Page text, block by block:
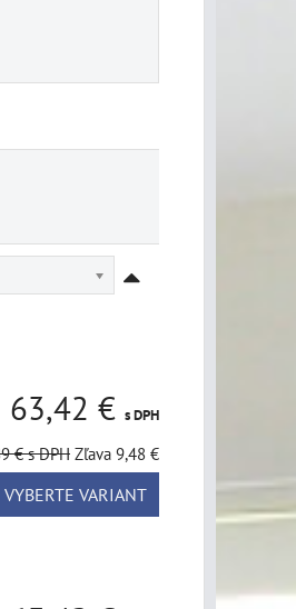
63,42 € s DPH
€s DPH Zľava 9,48 €
VARIANT